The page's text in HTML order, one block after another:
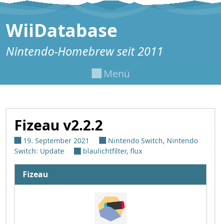
Zum Inhalt springen
WiiDatabase
Nintendo-Homebrew seit 2011
Menü
Fizeau v2.2.2
19. September 2021 Nintendo Switch, Nintendo
Switch: Update
blaulichtfilter, flux
Fizeau